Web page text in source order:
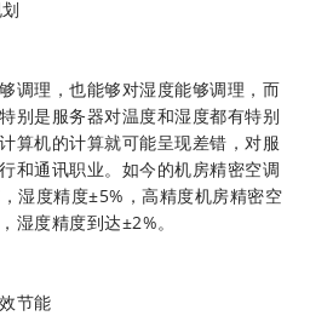
调理，也能够对湿度能够调理，而
别是服务器对温度和湿度都有特别
算机的计算就可能呈现差错，对服
和通讯职业。如今的机房精密空调
湿度精度±5%，高精度机房精密空
度精度到达±2%。
节能